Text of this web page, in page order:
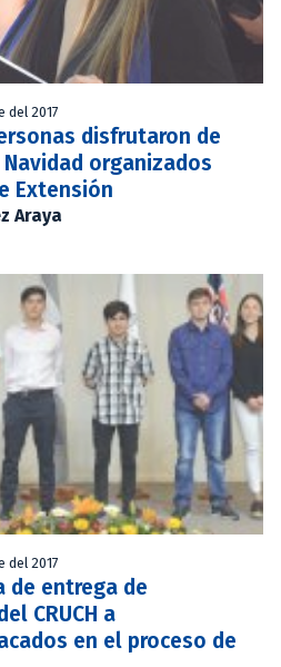
del 2017
disfrutaron de
organizados
Extensión
Araya
del 2017
de entrega de
CRUCH a
en el proceso de